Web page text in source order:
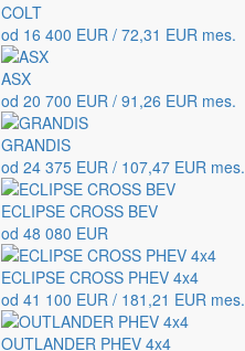
COLT
od 16 400 EUR / 72,31 EUR mes.
ASX
od 20 700 EUR / 91,26 EUR mes.
GRANDIS
od 24 375 EUR / 107,47 EUR mes.
ECLIPSE CROSS BEV
od 48 080 EUR
ECLIPSE CROSS PHEV 4x4
od 41 100 EUR / 181,21 EUR mes.
OUTLANDER PHEV 4x4